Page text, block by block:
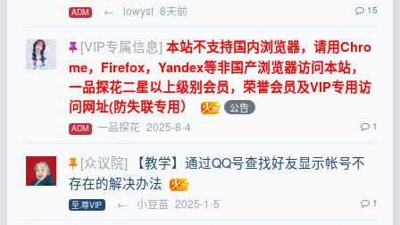
ADM ← lowyst 8天前 15
[VIP专属信息] 本站不支持国内浏览器，请用Chro
me，Firefox，Yandex等非国产浏览器访问本站，
一品探花二星以上级别会员，荣誉会员及VIP专用访
问网址(防失联专用）
公告
ADM 一品探花 2025-8-4 1
[众议院]
【教学】通过QQ号查找好友显示帐号不
存在的解决办法
至.尊VIP ← 小豆苗 2025-1-5 1